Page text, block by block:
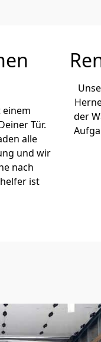
Tür.
alle
und wir
nach
ist
der